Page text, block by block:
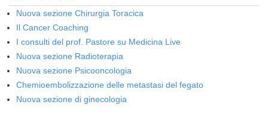
Nuova sezione Chirurgia Toracica
Il Cancer Coaching
I consulti del prof. Pastore su Medicina Live
Nuova sezione Radioterapia
Nuova sezione Psicooncologia
Chemioembolizzazione delle metastasi del fegato
Nuova sezione di ginecologia